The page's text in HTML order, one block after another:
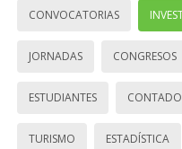
CONVOCATORIAS
JORNADAS CONGRESOS
ESTUDIANTES
TURISMO ESTADÍSTICA